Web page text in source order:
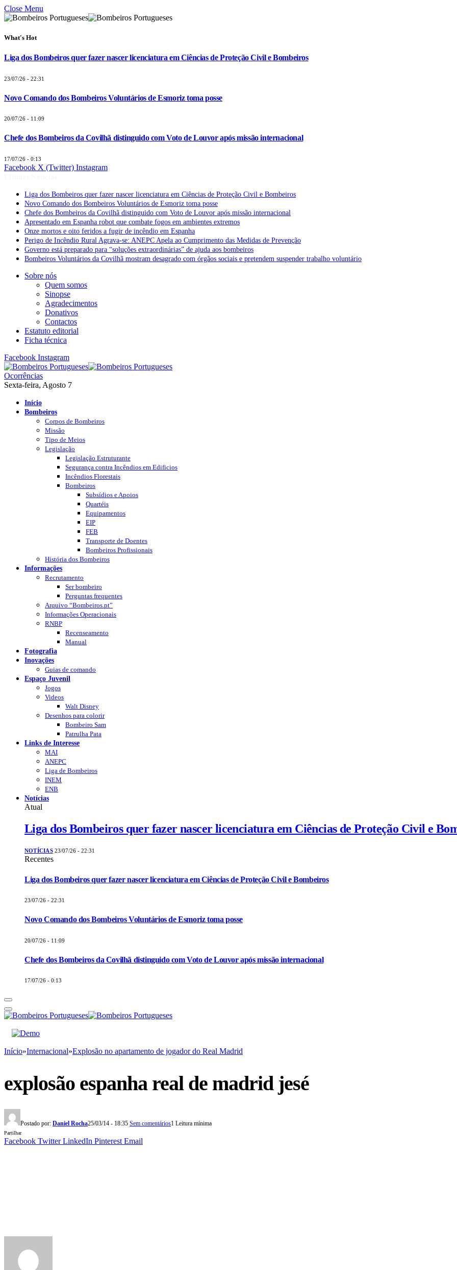
Close Menu
What's Hot
Liga dos Bombeiros quer fazer nascer licenciatura em Ciências de Proteção Civil e Bombeiros
23/07/26 - 22:31
Novo Comando dos Bombeiros Voluntários de Esmoriz toma posse
20/07/26 - 11:09
Chefe dos Bombeiros da Covilhã distinguido com Voto de Louvor após missão internacional
17/07/26 - 0:13
Facebook X (Twitter) Instagram
Liga dos Bombeiros quer fazer nascer licenciatura em Ciências de Proteção Civil e Bombeiros
Novo Comando dos Bombeiros Voluntários de Esmoriz toma posse
Chefe dos Bombeiros da Covilhã distinguido com Voto de Louvor após missão internacional
Apresentado em Espanha robot que combate fogos em ambientes extremos
Onze mortos e oito feridos a fugir de incêndio em Espanha
Perigo de Incêndio Rural Agrava-se: ANEPC Apela ao Cumprimento das Medidas de Prevenção
Governo está preparado para “soluções extraordinárias” de ajuda aos bombeiros
Bombeiros Voluntários da Covilhã mostram desagrado com órgãos sociais e pretendem suspender trabalho voluntário
Sobre nós
Quem somos
Sinopse
Agradecimentos
Donativos
Contactos
Estatuto editorial
Ficha técnica
Facebook Instagram
Ocorrências
Sexta-feira, Agosto 7
Início
Bombeiros
Corpos de Bombeiros
Missão
Tipo de Meios
Legislação
Legislação Estruturante
Segurança contra Incêndios em Edificios
Incêndios Florestais
Bombeiros
Subsídios e Apoios
Quartéis
Equipamentos
EIP
FEB
Transporte de Doentes
Bombeiros Profissionais
História dos Bombeiros
Informações
Recrutamento
Ser bombeiro
Perguntas frequentes
Arquivo “Bombeiros.pt”
Informações Operacionais
RNBP
Recenseamento
Manual
Fotografia
Inovações
Guias de comando
Espaço Juvenil
Jogos
Videos
Walt Disney
Desenhos para colorir
Bombeiro Sam
Patrulha Pata
Links de Interesse
MAI
ANEPC
Liga de Bombeiros
INEM
ENB
Notícias
Atual
Liga dos Bombeiros quer fazer nascer licenciatura em Ciências de Proteção Civil e
NOTÍCIAS 23/07/26 - 22:31
Recentes
Liga dos Bombeiros quer fazer nascer licenciatura em Ciências de Proteção Civil e Bombeiros
23/07/26 - 22:31
Novo Comando dos Bombeiros Voluntários de Esmoriz toma posse
20/07/26 - 11:09
Chefe dos Bombeiros da Covilhã distinguido com Voto de Louvor após missão internacional
17/07/26 - 0:13
Início»Internacional»Explosão no apartamento de jogador do Real Madrid
explosão espanha real de madrid jesé
Postado por: Daniel Rocha25/03/14 - 18:35 Sem comentários1 Leitura mínima
Partilhar
Facebook Twitter LinkedIn Pinterest Email